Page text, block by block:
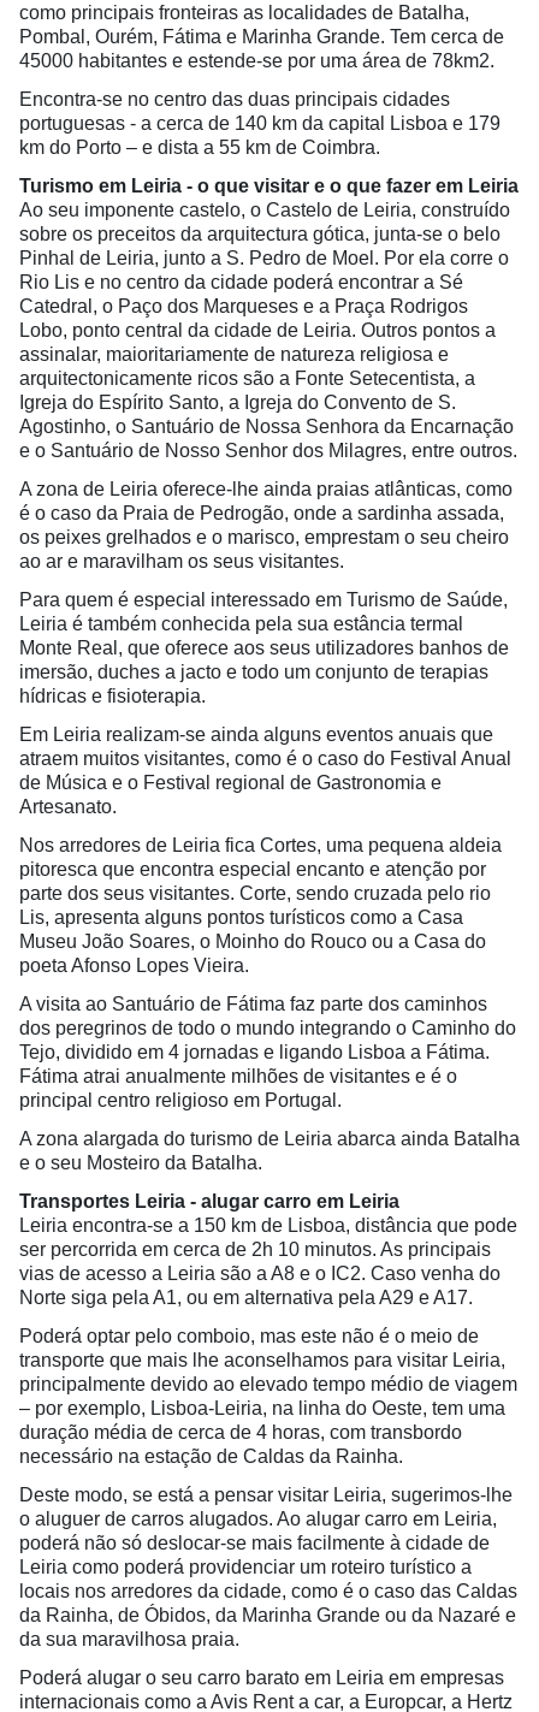
como principais fronteiras as localidades de Batalha,
Pombal, Ourém, Fátima e Marinha Grande. Tem cerca de
45000 habitantes e estende-se por uma área de 78km2.
Encontra-se no centro das duas principais cidades
portuguesas - a cerca de 140 km da capital Lisboa e 179
km do Porto – e dista a 55 km de Coimbra.
Turismo em Leiria - o que visitar e o que fazer em Leiria
Ao seu imponente castelo, o Castelo de Leiria, construído
sobre os preceitos da arquitectura gótica, junta-se o belo
Pinhal de Leiria, junto a S. Pedro de Moel. Por ela corre o
Rio Lis e no centro da cidade poderá encontrar a Sé
Catedral, o Paço dos Marqueses e a Praça Rodrigos
Lobo, ponto central da cidade de Leiria. Outros pontos a
assinalar, maioritariamente de natureza religiosa e
arquitectonicamente ricos são a Fonte Setecentista, a
Igreja do Espírito Santo, a Igreja do Convento de S.
Agostinho, o Santuário de Nossa Senhora da Encarnação
e o Santuário de Nosso Senhor dos Milagres, entre outros.
A zona de Leiria oferece-lhe ainda praias atlânticas, como
é o caso da Praia de Pedrogão, onde a sardinha assada,
os peixes grelhados e o marisco, emprestam o seu cheiro
ao ar e maravilham os seus visitantes.
Para quem é especial interessado em Turismo de Saúde,
Leiria é também conhecida pela sua estância termal
Monte Real, que oferece aos seus utilizadores banhos de
imersão, duches a jacto e todo um conjunto de terapias
hídricas e fisioterapia.
Em Leiria realizam-se ainda alguns eventos anuais que
atraem muitos visitantes, como é o caso do Festival Anual
de Música e o Festival regional de Gastronomia e
Artesanato.
Nos arredores de Leiria fica Cortes, uma pequena aldeia
pitoresca que encontra especial encanto e atenção por
parte dos seus visitantes. Corte, sendo cruzada pelo rio
Lis, apresenta alguns pontos turísticos como a Casa
Museu João Soares, o Moinho do Rouco ou a Casa do
poeta Afonso Lopes Vieira.
A visita ao Santuário de Fátima faz parte dos caminhos
dos peregrinos de todo o mundo integrando o Caminho do
Tejo, dividido em 4 jornadas e ligando Lisboa a Fátima.
Fátima atrai anualmente milhões de visitantes e é o
principal centro religioso em Portugal.
A zona alargada do turismo de Leiria abarca ainda Batalha
e o seu Mosteiro da Batalha.
Transportes Leiria - alugar carro em Leiria
Leiria encontra-se a 150 km de Lisboa, distância que pode
ser percorrida em cerca de 2h 10 minutos. As principais
vias de acesso a Leiria são a A8 e o IC2. Caso venha do
Norte siga pela A1, ou em alternativa pela A29 e A17.
Poderá optar pelo comboio, mas este não é o meio de
transporte que mais lhe aconselhamos para visitar Leiria,
principalmente devido ao elevado tempo médio de viagem
– por exemplo, Lisboa-Leiria, na linha do Oeste, tem uma
duração média de cerca de 4 horas, com transbordo
necessário na estação de Caldas da Rainha.
Deste modo, se está a pensar visitar Leiria, sugerimos-lhe
o aluguer de carros alugados. Ao alugar carro em Leiria,
poderá não só deslocar-se mais facilmente à cidade de
Leiria como poderá providenciar um roteiro turístico a
locais nos arredores da cidade, como é o caso das Caldas
da Rainha, de Óbidos, da Marinha Grande ou da Nazaré e
da sua maravilhosa praia.
Poderá alugar o seu carro barato em Leiria em empresas
internacionais como a Avis Rent a car, a Europcar, a Hertz